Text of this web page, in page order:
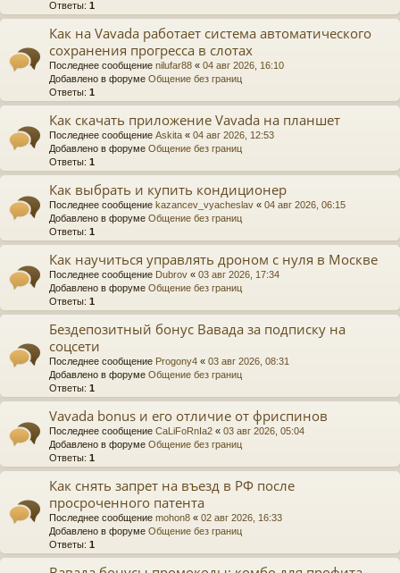
Ответы: 1
Как на Vavada работает система автоматического
сохранения прогресса в слотах
Последнее сообщение nilufar88 « 04 авг 2026, 16:10
Добавлено в форуме Общение без границ
Ответы: 1
Как скачать приложение Vavada на планшет
Последнее сообщение Askita « 04 авг 2026, 12:53
Добавлено в форуме Общение без границ
Ответы: 1
Как выбрать и купить кондиционер
Последнее сообщение kazancev_vyacheslav « 04 авг 2026, 06:15
Добавлено в форуме Общение без границ
Ответы: 1
Как научиться управлять дроном с нуля в Москве
Последнее сообщение Dubrov « 03 авг 2026, 17:34
Добавлено в форуме Общение без границ
Ответы: 1
Бездепозитный бонус Вавада за подписку на
соцсети
Последнее сообщение Progony4 « 03 авг 2026, 08:31
Добавлено в форуме Общение без границ
Ответы: 1
Vavada bonus и его отличие от фриспинов
Последнее сообщение CaLiFoRnIa2 « 03 авг 2026, 05:04
Добавлено в форуме Общение без границ
Ответы: 1
Как снять запрет на въезд в РФ после
просроченного патента
Последнее сообщение mohon8 « 02 авг 2026, 16:33
Добавлено в форуме Общение без границ
Ответы: 1